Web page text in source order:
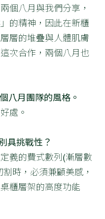
個八月與我們分享，
的精神，因此在新櫃
層的堆疊與人體肌膚
次合作，兩個八月也
八月團隊的風格。
處。
具挑戰性？
義的費式數列(漸層數
時，必須兼顧美感，
櫃層架的高度功能